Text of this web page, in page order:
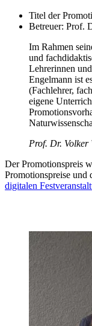
Titel der
Betreuer: Prof.
Im Rahmen
und
Lehrerinnen
Engelmann ist
(Fachlehrer,
eigene
Prof. Dr. Volker
Der Promotionspreis
Promotionspreise
digitalen